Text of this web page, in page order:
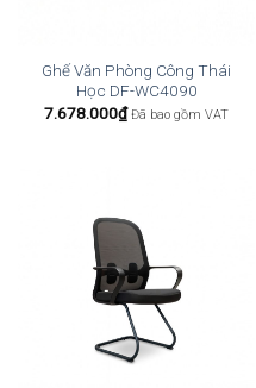
Ghế Văn Phòng Công Thái
Học DF-WC4090
7.678.000₫ Đã bao gồm VAT